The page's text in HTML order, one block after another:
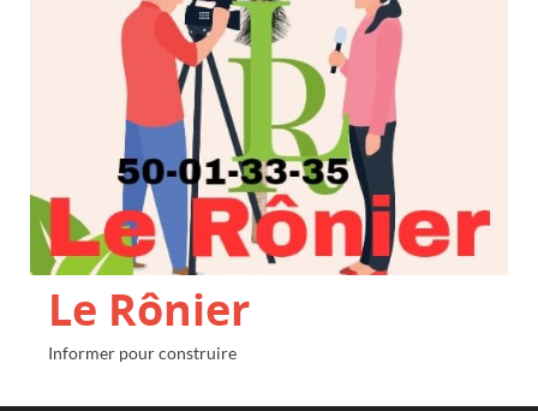
Le Rônier
Informer pour construire